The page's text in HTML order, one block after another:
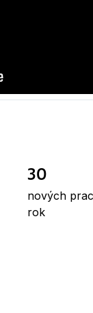
30
nových
rok